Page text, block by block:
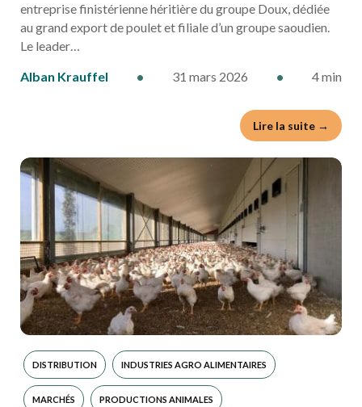
entreprise finistérienne héritière du groupe Doux, dédiée
au grand export de poulet et filiale d’un groupe saoudien.
Le leader…
Alban Krauffel
• 31 mars 2026 • 4 min
Lire la suite →
DISTRIBUTION INDUSTRIES AGRO ALIMENTAIRES
MARCHÉS PRODUCTIONS ANIMALES